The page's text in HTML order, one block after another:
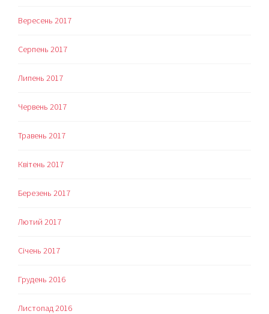
Вересень 2017
Серпень 2017
Липень 2017
Червень 2017
Травень 2017
Квітень 2017
Березень 2017
Лютий 2017
Січень 2017
Грудень 2016
Листопад 2016